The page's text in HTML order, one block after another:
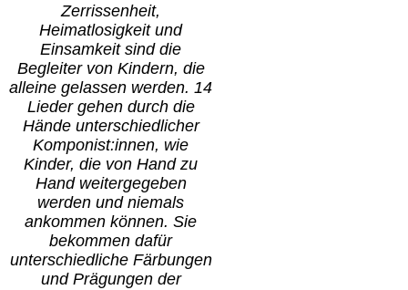
Zerrissenheit,
Heimatlosigkeit und
Einsamkeit sind die
Begleiter von Kindern, die
alleine gelassen werden. 14
Lieder gehen durch die
Hände unterschiedlicher
Komponist:innen, wie
Kinder, die von Hand zu
Hand weitergegeben
werden und niemals
ankommen können. Sie
bekommen dafür
unterschiedliche Färbungen
und Prägungen der